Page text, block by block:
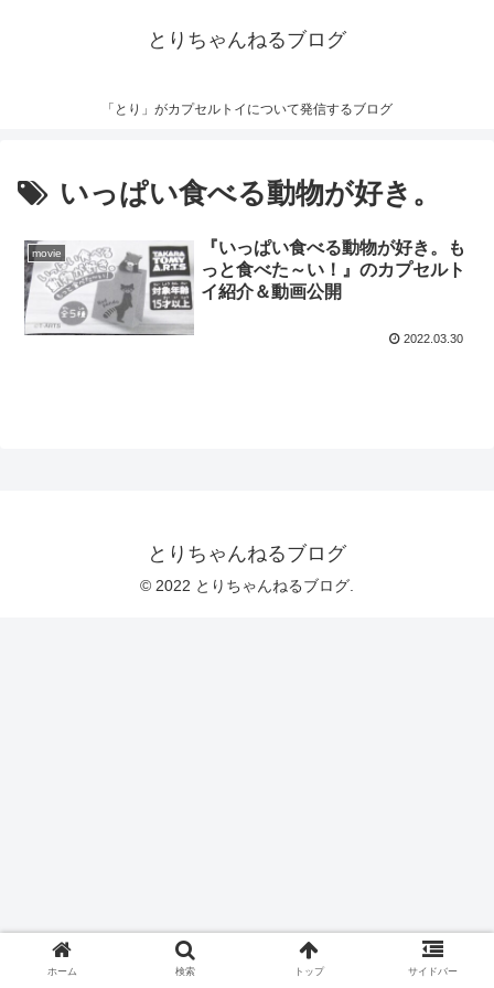
とりちゃんねるブログ
「とり」がカプセルトイについて発信するブログ
いっぱい食べる動物が好き。
movie
『いっぱい食べる動物が好き。も
っと食べた～い！』のカプセルト
イ紹介＆動画公開
2022.03.30
とりちゃんねるブログ
© 2022 とりちゃんねるブログ.
ホーム 検索 トップ サイドバー